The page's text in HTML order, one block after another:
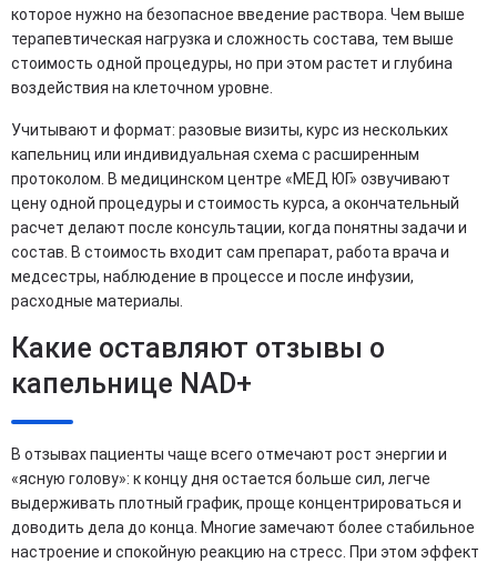
которое нужно на безопасное введение раствора. Чем выше
терапевтическая нагрузка и сложность состава, тем выше
стоимость одной процедуры, но при этом растет и глубина
воздействия на клеточном уровне.
Учитывают и формат: разовые визиты, курс из нескольких
капельниц или индивидуальная схема с расширенным
протоколом. В медицинском центре «МЕД ЮГ» озвучивают
цену одной процедуры и стоимость курса, а окончательный
расчет делают после консультации, когда понятны задачи и
состав. В стоимость входит сам препарат, работа врача и
медсестры, наблюдение в процессе и после инфузии,
расходные материалы.
Какие оставляют отзывы о
капельнице NAD+
В отзывах пациенты чаще всего отмечают рост энергии и
«ясную голову»: к концу дня остается больше сил, легче
выдерживать плотный график, проще концентрироваться и
доводить дела до конца. Многие замечают более стабильное
настроение и спокойную реакцию на стресс. При этом эффект